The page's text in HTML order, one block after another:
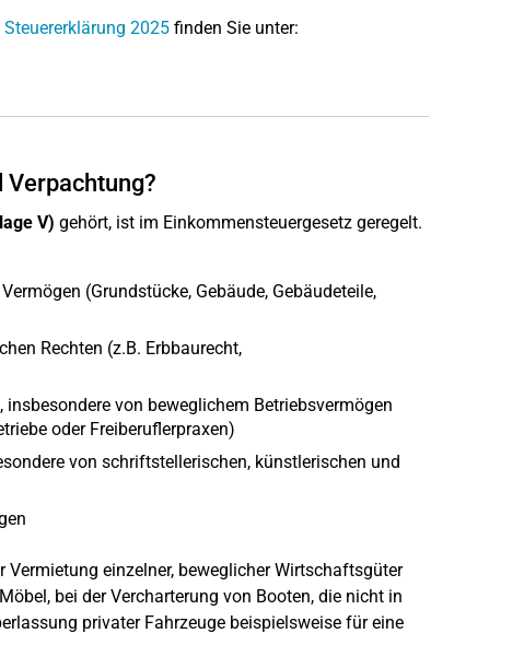
Steuererklärung 2025finden Sie unter:
Verpachtung?
V) gehört, ist im Einkommensteuergesetz geregelt.
(Grundstücke, Gebäude, Gebäudeteile,
Rechten (z.B. Erbbaurecht,
von beweglichem Betriebsvermögen
oder Freiberuflerpraxen)
von schriftstellerischen, künstlerischen und
einzelner, beweglicher Wirtschaftsgüter
bei der Vercharterung von Booten, die nicht in
privater Fahrzeuge beispielsweise für eine